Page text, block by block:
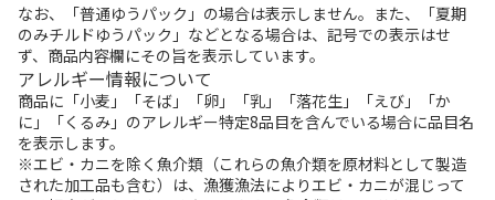
なお、「普通ゆうパック」の場合は表示しません。また、「夏期
のみチルドゆうパック」などとなる場合は、記号での表示はせ
ず、商品内容欄にその旨を表示しています。
アレルギー情報について
商品に「小麦」「そば」「卵」「乳」「落花生」「えび」「か
に」「くるみ」のアレルギー特定8品目を含んでいる場合に品目名
を表示します。
※エビ・カニを除く魚介類（これらの魚介類を原材料として製造
された加工品も含む）は、漁獲漁法によりエビ・カニが混じって